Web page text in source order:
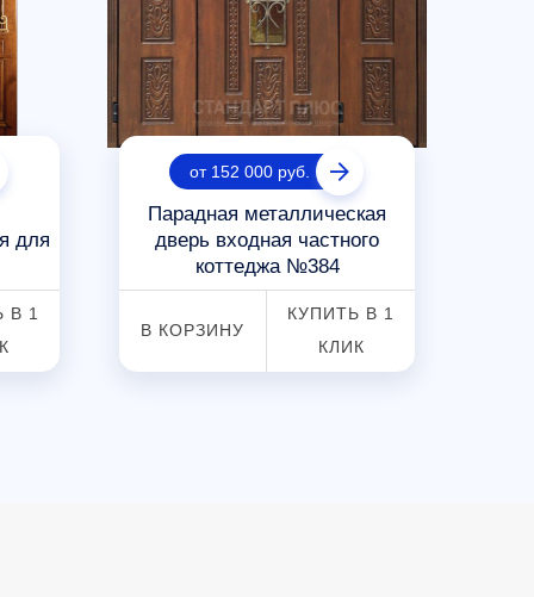
для
В 1
от 152 000 руб.
Парадная металлическая
дверь входная частного
коттеджа №384
В КОРЗИНУ
КУПИТЬ В 1
КЛИК